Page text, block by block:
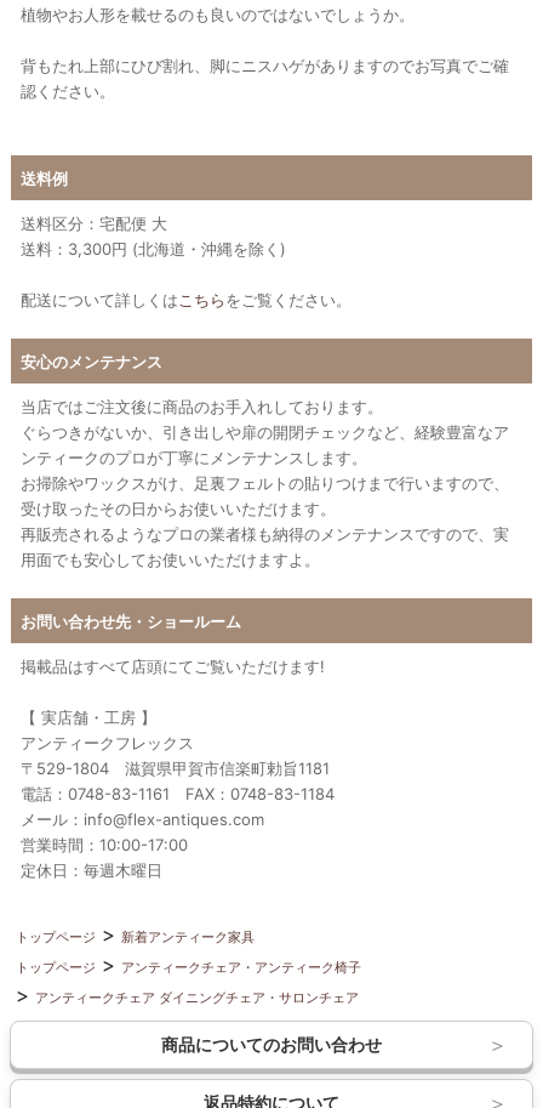
植物やお人形を載せるのも良いのではないでしょうか。
背もたれ上部にひび割れ、脚にニスハゲがありますのでお写真でご確
認ください。
送料例
送料区分：宅配便 大
送料：3,300円 (北海道・沖縄を除く)
配送について詳しくは こちらをご覧ください。
安心のメンテナンス
当店ではご注文後に商品のお手入れしております。
ぐらつきがないか、引き出しや扉の開閉チェックなど、経験豊富なア
ンティークのプロが丁寧にメンテナンスします。
お掃除やワックスがけ、足裏フェルトの貼りつけまで行いますので、
受け取ったその日からお使いいただけます。
再販売されるようなプロの業者様も納得のメンテナンスですので、実
用面でも安心してお使いいただけますよ。
お問い合わせ先・ショールーム
掲載品はすべて店頭にてご覧いただけます!
【 実店舗・工房 】
アンティークフレックス
〒529-1804 滋賀県甲賀市信楽町勅旨1181
電話：0748-83-1161 FAX：0748-83-1184
メール：info@flex-antiques.com
営業時間：10:00-17:00
定休日：毎週木曜日
トップページ
新着アンティーク家具
トップページ
アンティークチェア・アンティーク椅子
アンティークチェア ダイニングチェア・サロンチェア
商品についてのお問い合わせ
返品特約について